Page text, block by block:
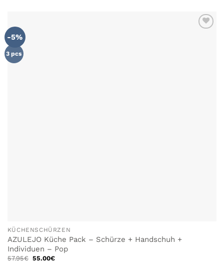
-5%
3 pcs
KÜCHENSCHÜRZEN
AZULEJO Küche Pack – Schürze + Handschuh +
Individuen – Pop
57.95€ Ursprünglicher
55.00€Aktueller